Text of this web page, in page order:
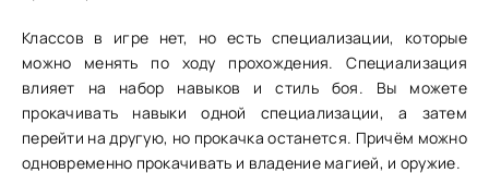
Классов в игре нет, но есть специализации, которые
можно менять по ходу прохождения. Специализация
влияет на набор навыков и стиль боя. Вы можете
прокачивать навыки одной специализации, а затем
перейти на другую, но прокачка останется. Причём можно
одновременно прокачивать и владение магией, и оружие.